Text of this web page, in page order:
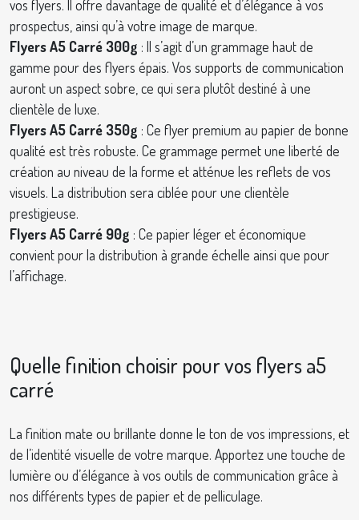
vos flyers. Il offre davantage de qualité et d’élégance à vos
prospectus, ainsi qu’à votre image de marque.
Flyers A5 Carré 300g : Il s’agit d’un grammage haut de
gamme pour des flyers épais. Vos supports de communication
auront un aspect sobre, ce qui sera plutôt destiné à une
clientèle de luxe.
Flyers A5 Carré 350g : Ce flyer premium au papier de bonne
qualité est très robuste. Ce grammage permet une liberté de
création au niveau de la forme et atténue les reflets de vos
visuels. La distribution sera ciblée pour une clientèle
prestigieuse.
Flyers A5 Carré 90g : Ce papier léger et économique
convient pour la distribution à grande échelle ainsi que pour
l’affichage.
Quelle finition choisir pour vos flyers a5
carré
La finition mate ou brillante donne le ton de vos impressions, et
de l’identité visuelle de votre marque. Apportez une touche de
lumière ou d’élégance à vos outils de communication grâce à
nos différents types de papier et de pelliculage.